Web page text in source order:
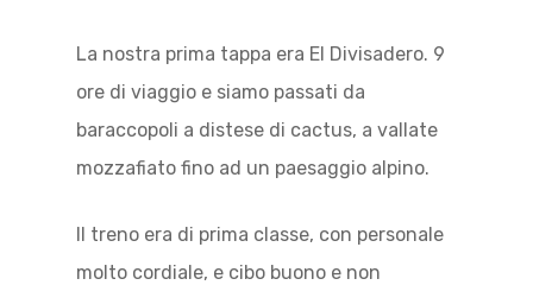
La nostra prima tappa era El Divisadero. 9
ore di viaggio e siamo passati da
baraccopoli a distese di cactus, a vallate
mozzafiato fino ad un paesaggio alpino.
Il treno era di prima classe, con personale
molto cordiale, e cibo buono e non